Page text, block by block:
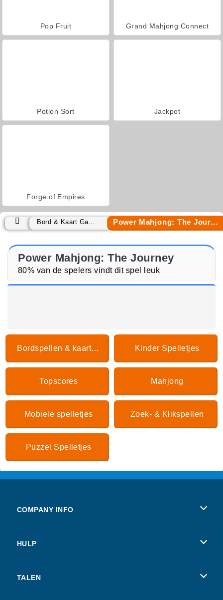
Pop Fruit Grand Mahjong Connect
Potion Sort Jackpot
Forge of Empires
Power Mahjong: The Journey
Power Mahjong: The Journey
80% van de spelers vindt dit spel leuk
Bordspellen & kaartspellen Kinder Spelletjes
Topscores Mahjong
Mobiele spelletjes Zoek- & Klikspellen
Puzzel Spelletjes
COMPANY INFO
HULP
TALEN